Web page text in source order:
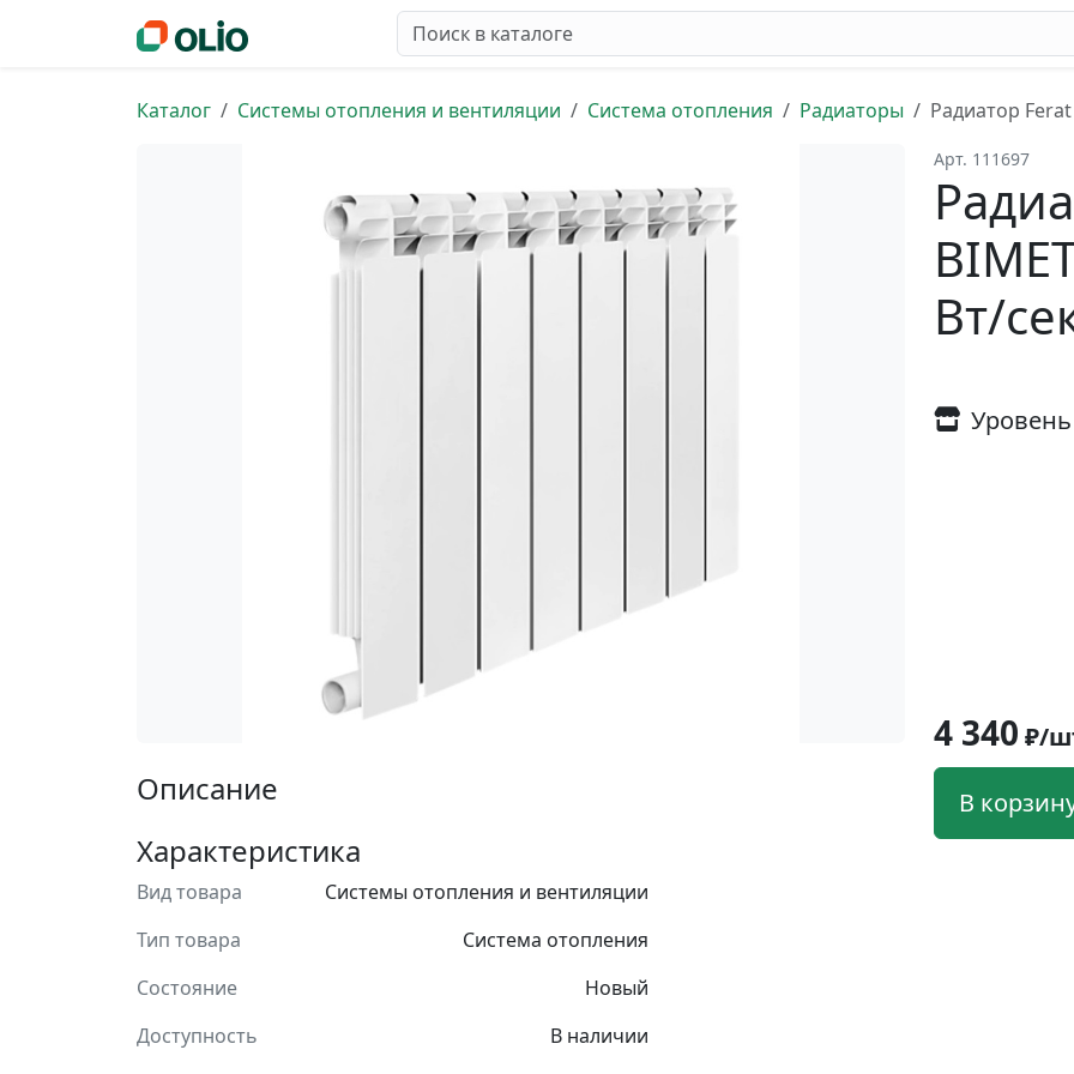
Каталог Системы отопления и вентиляции Система отопления Радиаторы Радиатор
Описание
Характеристика
Вид товара
Системы отопления и вентиляции
Тип товара
Система отопления
Состояние
Новый
Доступность
В наличии
Арт. 111697
Вт/
4 340 ₽/
В